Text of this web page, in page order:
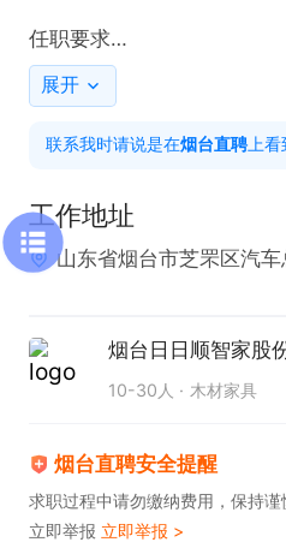
任职要求
1. 本科以上学历，市场营销
2. 具备 3 年以上零售行业管
3. 出色的沟通协调与团队管
电话里请说是烟台直聘看到
展开
联系我时请说是在烟台直聘 上
工作地址
山东省烟台市芝罘区汽
烟台日日顺智家股
10-30人 木材家具
烟台直聘安全提醒
求职过程中请勿缴纳费用，保持
立即举报 立即举报 >